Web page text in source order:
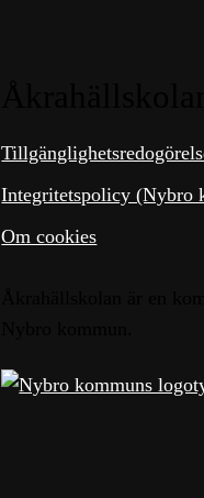
Integritetspolicy (Nybro
Om cookies